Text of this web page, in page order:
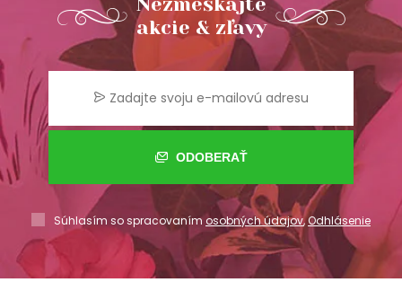
akcie & zľavy
ODOBERAŤ
Súhlasím so spracovaním osobných údajov,Odhlásenie